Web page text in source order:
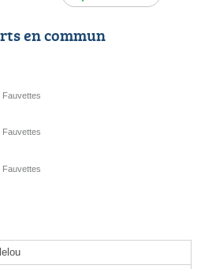
en commun
Fauvettes
Fauvettes
Fauvettes